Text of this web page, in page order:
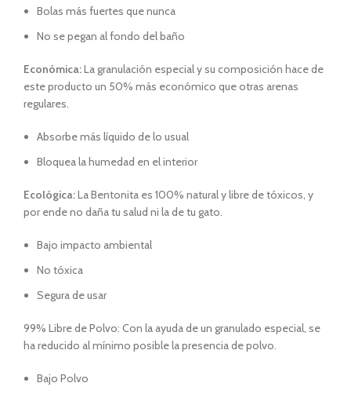
Bolas más fuertes que nunca
No se pegan al fondo del baño
Económica:La granulación especial y su composición hace de
este producto un 50% más económico que otras arenas
regulares.
Absorbe más líquido de lo usual
Bloquea la humedad en el interior
Ecológica:La Bentonita es 100% natural y libre de tóxicos, y
por ende no daña tu salud ni la de tu gato.
Bajo impacto ambiental
No tóxica
Segura de usar
99% Libre de Polvo: Con la ayuda de un granulado especial, se
ha reducido al mínimo posible la presencia de polvo.
Bajo Polvo